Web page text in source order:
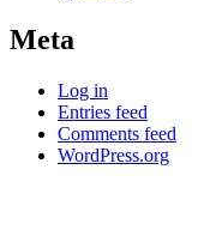
Meta
Log in
Entries feed
Comments feed
WordPress.org